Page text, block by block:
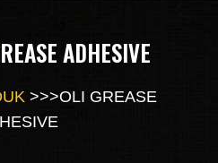
ADHESIVE
>>>OLI GREASE